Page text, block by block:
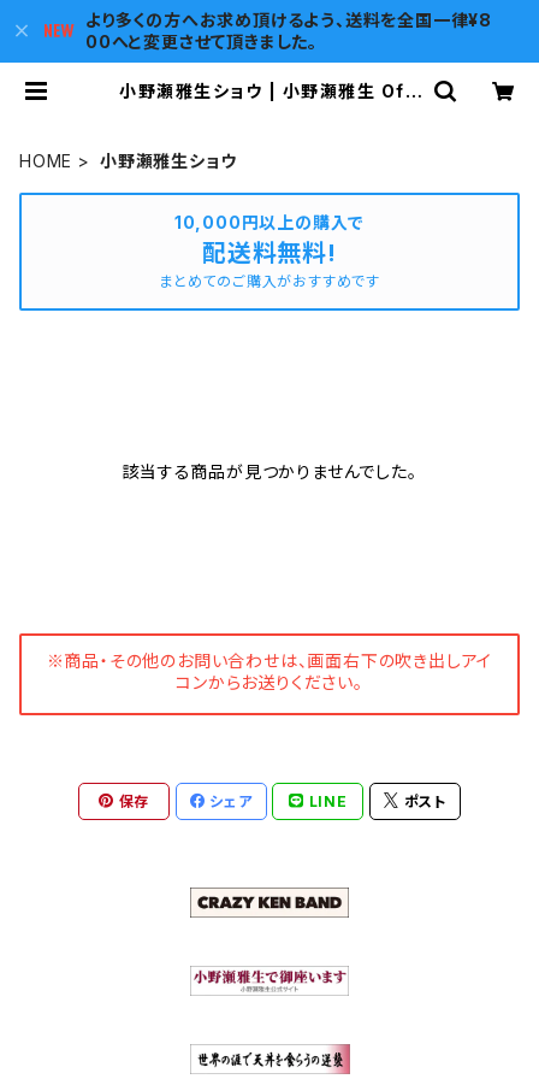
より多くの方へお求め頂けるよう、送料を全国一律¥8
00へと変更させて頂きました。
小野瀬雅生ショウ | 小野瀬雅生 Offi
HOME 小野瀬雅生ショウ
10,000円以上の購入で
配送料無料!
まとめてのご購入がおすすめです
該当する商品が見つかりませんでした。
※商品・その他のお問い合わせは、画面右下の吹き出しアイ
コンからお送りください。
保存 シェア LINE ポスト